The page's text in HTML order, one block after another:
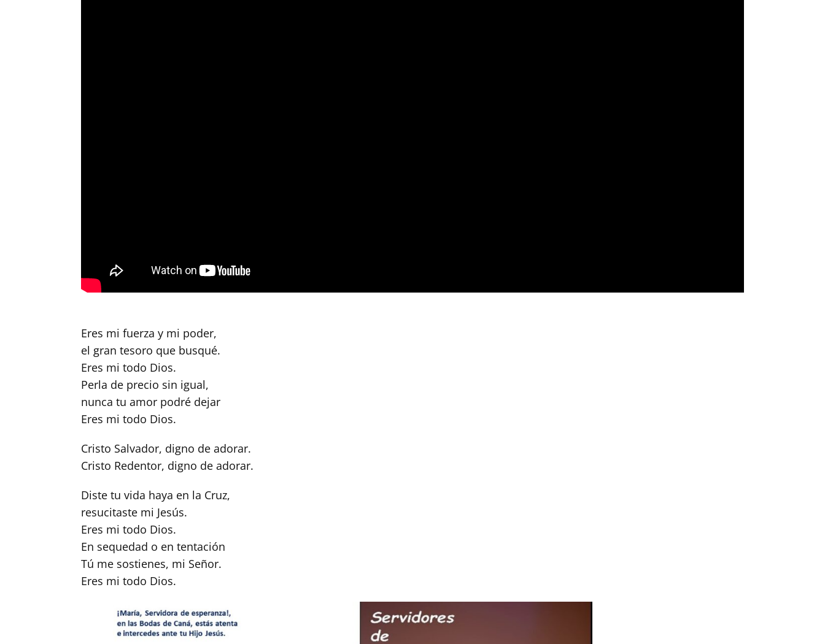
Eres mi fuerza y mi poder,
el gran tesoro que busqué.
Eres mi todo Dios.
Perla de precio sin igual,
nunca tu amor podré dejar
Eres mi todo Dios.
Cristo Salvador, digno de adorar.
Cristo Redentor, digno de adorar.
Diste tu vida haya en la Cruz,
resucitaste mi Jesús.
Eres mi todo Dios.
En sequedad o en tentación
Tú me sostienes, mi Señor.
Eres mi todo Dios.